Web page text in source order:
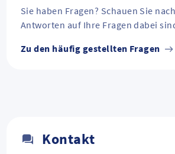
Sie haben Fragen? Schauen Sie
Antworten auf Ihre Fragen dabei
Zu den häufig gestellten Fragen
Kontakt